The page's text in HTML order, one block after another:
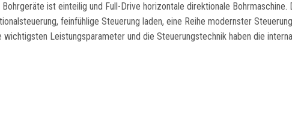
ist einteilig und Full-Drive horizontale direktionale Bohrmaschine.
feinfühlige Steuerung laden, eine Reihe modernster
Leistungsparameter und die Steuerungstechnik haben die